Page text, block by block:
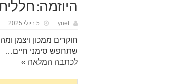
היוזמה:
ynet 5 ביולי 2025
חוקרים ממכון ויצמן
שתחפש סימני חיים…
לכתבה המלאה »